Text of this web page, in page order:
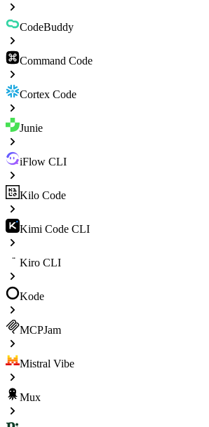
CodeBuddy
Command Code
Cortex Code
Junie
iFlow CLI
Kilo Code
Kimi Code CLI
Kiro CLI
Kode
MCPJam
Mistral Vibe
Mux